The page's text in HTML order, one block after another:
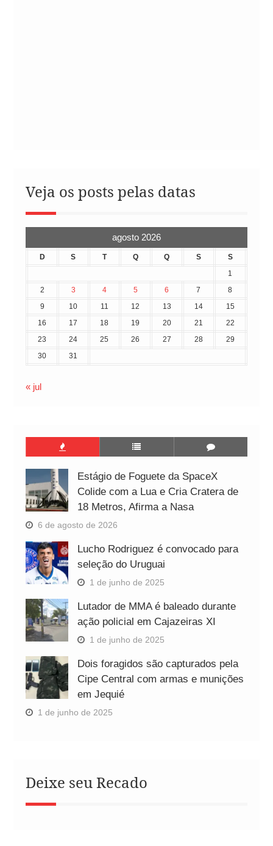
Veja os posts pelas datas
agosto 2026
D S T Q Q S
S
1
2
3 4 5 6 7
8
9
10 11 12 13 14
15
16
17 18 19 20 21
22
23
24 25 26 27 28
29
30
31
« jul
Estágio de Foguete da SpaceX
Colide com a Lua e Cria Cratera de
18 Metros, Afirma a Nasa
6 de agosto de 2026
Lucho Rodriguez é convocado para
seleção do Uruguai
1 de junho de 2025
Lutador de MMA é baleado durante
ação policial em Cajazeiras XI
1 de junho de 2025
Dois foragidos são capturados pela
Cipe Central com armas e munições
em Jequié
1 de junho de 2025
Deixe seu Recado